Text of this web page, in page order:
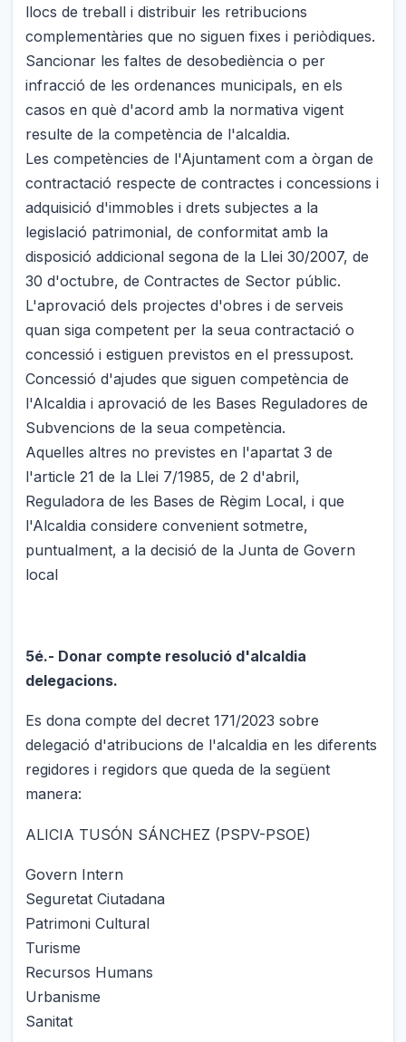
llocs de treball i distribuir les retribucions
complementàries que no siguen fixes i periòdiques.
Sancionar les faltes de desobediència o per
infracció de les ordenances municipals, en els
casos en què d'acord amb la normativa vigent
resulte de la competència de l'alcaldia.
Les competències de l'Ajuntament com a òrgan de
contractació respecte de contractes i concessions i
adquisició d'immobles i drets subjectes a la
legislació patrimonial, de conformitat amb la
disposició addicional segona de la Llei 30/2007, de
30 d'octubre, de Contractes de Sector públic.
L'aprovació dels projectes d'obres i de serveis
quan siga competent per la seua contractació o
concessió i estiguen previstos en el pressupost.
Concessió d'ajudes que siguen competència de
l'Alcaldia i aprovació de les Bases Reguladores de
Subvencions de la seua competència.
Aquelles altres no previstes en l'apartat 3 de
l'article 21 de la Llei 7/1985, de 2 d'abril,
Reguladora de les Bases de Règim Local, i que
l'Alcaldia considere convenient sotmetre,
puntualment, a la decisió de la Junta de Govern
local
5é.- Donar compte resolució d'alcaldia
delegacions.
Es dona compte del decret 171/2023 sobre
delegació d'atribucions de l'alcaldia en les diferents
regidores i regidors que queda de la següent
manera:
ALICIA TUSÓN SÁNCHEZ (PSPV-PSOE)
Govern Intern
Seguretat Ciutadana
Patrimoni Cultural
Turisme
Recursos Humans
Urbanisme
Sanitat